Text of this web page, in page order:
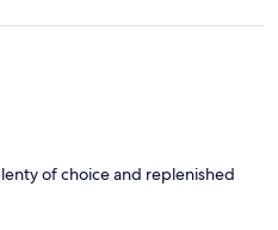
of choice and replenished